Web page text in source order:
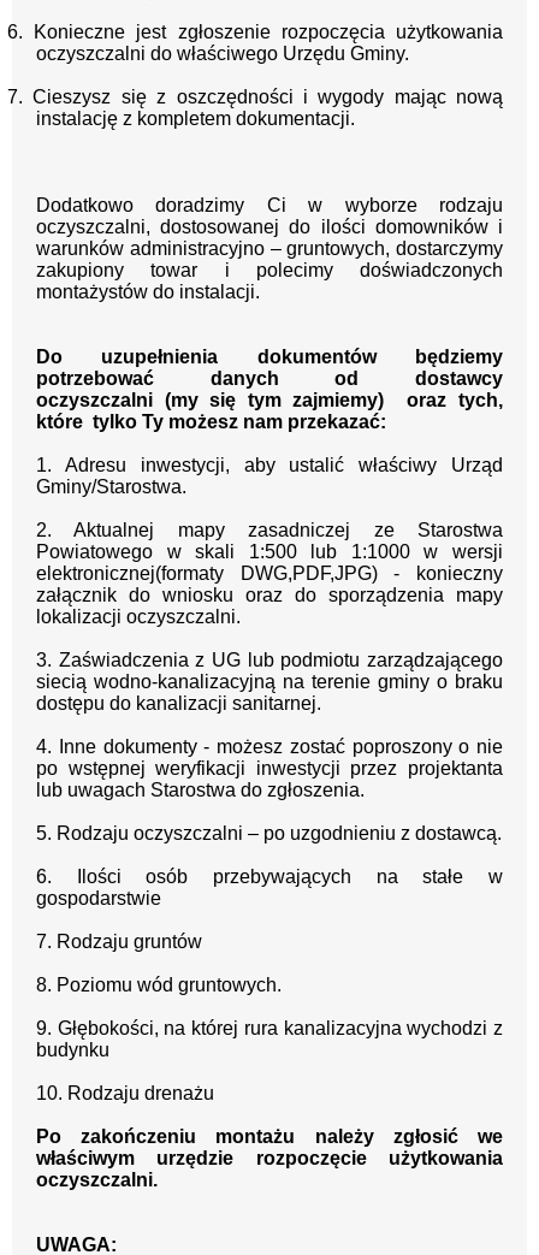
6. Konieczne jest zgłoszenie rozpoczęcia użytkowania
oczyszczalni do właściwego Urzędu Gminy.
7. Cieszysz się z oszczędności i wygody mając nową
instalację z kompletem dokumentacji.
Dodatkowo doradzimy Ci w wyborze rodzaju
oczyszczalni, dostosowanej do ilości domowników i
warunków administracyjno – gruntowych, dostarczymy
zakupiony towar i polecimy doświadczonych
montażystów do instalacji.
Do uzupełnienia dokumentów będziemy
potrzebować danych od dostawcy
oczyszczalni (my się tym zajmiemy)
oraz tych,
które tylko Ty możesz nam przekazać:
1. Adresu inwestycji, aby ustalić właściwy Urząd
Gminy/Starostwa.
2. Aktualnej mapy zasadniczej ze Starostwa
Powiatowego w skali 1:500 lub 1:1000 w wersji
elektronicznej(formaty DWG,PDF,JPG) - konieczny
załącznik do wniosku oraz do sporządzenia mapy
lokalizacji oczyszczalni.
3. Zaświadczenia z UG lub podmiotu zarządzającego
siecią wodno-kanalizacyjną na terenie gminy o braku
dostępu do kanalizacji sanitarnej.
4. Inne dokumenty - możesz zostać poproszony o nie
po wstępnej weryfikacji inwestycji przez projektanta
lub uwagach Starostwa do zgłoszenia.
5. Rodzaju oczyszczalni – po uzgodnieniu z dostawcą.
6. Ilości osób przebywających na stałe w
gospodarstwie
7. Rodzaju gruntów
8. Poziomu wód gruntowych.
9. Głębokości, na której rura kanalizacyjna wychodzi z
budynku
10. Rodzaju drenażu
Po zakończeniu montażu należy zgłosić we
właściwym urzędzie rozpoczęcie użytkowania
oczyszczalni.
UWAGA: